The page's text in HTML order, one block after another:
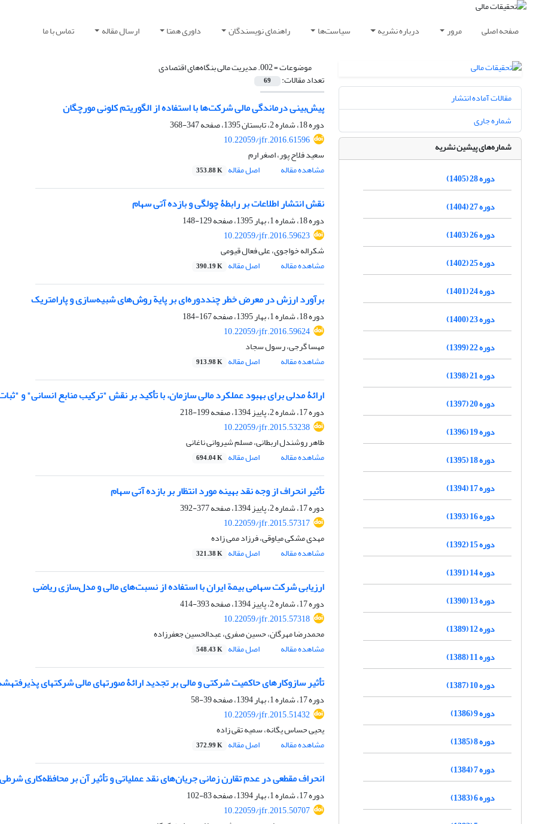
صفحه اصلی مرور درباره نشریه سیاست‌ها راهنمای نویسندگان داوری همتا ارسال مقاله تماس با ما
موضوعات =002. مدیریت مالی بنگاه‌های اقتصادی
تعداد مقالات: 69
پیش‌بینی درماندگی مالی شرکت‌ها با استفاده از الگوریتم کلونی مورچگان
دوره 18، شماره 2، تابستان 1395، صفحه
347-368
10.22059/jfr.2016.61596
سعید فلاح پور، اصغر ارم
مشاهده مقاله
اصل مقاله 353.88 K
نقش انتشار اطلاعات بر رابطۀ چولگی و بازده آتی سهام
دوره 18، شماره 1، بهار 1395، صفحه
129-148
10.22059/jfr.2016.59623
شکراله خواجوی، علی فعال قیومی
مشاهده مقاله
اصل مقاله 390.19 K
برآورد ارزش در معرض خطر چنددوره‌ای بر پایة روش‌های شبیه‌‌سازی و پارامتریک
دوره 18، شماره 1، بهار 1395، صفحه
167-184
10.22059/jfr.2016.59624
مهسا گرجی، رسول سجاد
مشاهده مقاله
اصل مقاله 913.98 K
ارائۀ مدلی برای بهبود عملکرد مالی سازمان، با تأکید بر نقش "ترکیب منابع انسانی" و
دوره 17، شماره 2، پاییز 1394، صفحه
199-218
10.22059/jfr.2015.53238
طاهر روشندل اربطانی، مسلم شیروانی ناغانی
مشاهده مقاله
اصل مقاله 694.04 K
تأثیر انحراف از وجه نقد بهینه مورد انتظار بر بازده آتی سهام
دوره 17، شماره 2، پاییز 1394، صفحه
377-392
10.22059/jfr.2015.57317
مهدی مشکی میاوقی، فرزاد ممی زاده
مشاهده مقاله
اصل مقاله 321.38 K
ارزیابی شرکت سهامی بیمة ایران با استفاده از نسبت‌های مالی و مدل‌سازی ریاضی
دوره 17، شماره 2، پاییز 1394، صفحه
393-414
10.22059/jfr.2015.57318
محمدرضا مهرگان، حسین صفری، عبدالحسین جعفرزاده
مشاهده مقاله
اصل مقاله 548.43 K
تأثیر سازوکارهای حاکمیت شرکتی و مالی بر تجدید ارائۀ صورت‎های مالی شرکت‎های پذیرفته‎شده در بورس اوراق بهادار تهران
دوره 17، شماره 1، بهار 1394، صفحه
39-58
10.22059/jfr.2015.51432
یحیی حساس یگانه، سمیه تقی زاده
مشاهده مقاله
اصل مقاله 372.99 K
انحراف مقطعی در عدم تقارن زمانی جریان‌های نقد عملیاتی و تأثیر آن بر محافظه‌کاری شرطی
دوره 17، شماره 1، بهار 1394، صفحه
83-102
10.22059/jfr.2015.50707
مقالات آماده انتشار
شماره جاری
شماره‌های پیشین نشریه
دوره 28 (1405)
دوره 27 (1404)
دوره 26 (1403)
دوره 25 (1402)
دوره 24 (1401)
دوره 23 (1400)
دوره 22 (1399)
دوره 21 (1398)
دوره 20 (1397)
دوره 19 (1396)
دوره 18 (1395)
دوره 17 (1394)
دوره 16 (1393)
دوره 15 (1392)
دوره 14 (1391)
دوره 13 (1390)
دوره 12 (1389)
دوره 11 (1388)
دوره 10 (1387)
دوره 9 (1386)
دوره 8 (1385)
دوره 7 (1384)
دوره 6 (1383)